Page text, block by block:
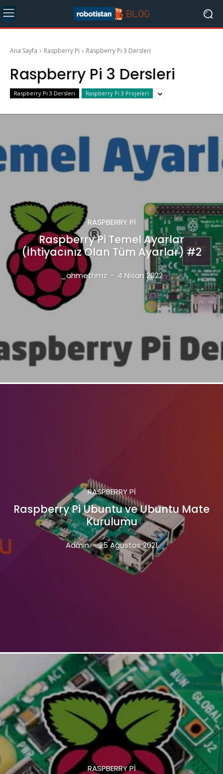
Ana Sayfa Raspberry Pi Raspberry Pi 3 Dersleri
Raspberry Pi 3 Dersleri
Raspberry Pi 3 Dersleri Raspberry Pi 3 Projeleri
RASPBERRY PI
Raspberry Pi Temel Ayarlar
(İhtiyacınız Olan Tüm Ayarlar) #2
_ahmethmz - 4 Nisan 2022
RASPBERRY PI
Raspberry Pi Ubuntu ve Ubuntu Mate
Kurulumu
Admin - 25 Ağustos 2021
RASPBERRY PI